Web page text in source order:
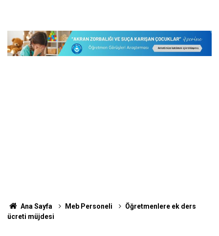
Ana Sayfa Meb Personeli
Öğretmenlere ek ders
ücreti müjdesi